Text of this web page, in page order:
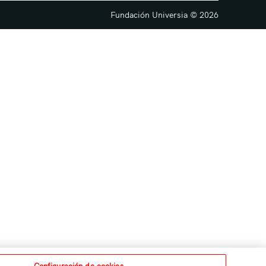
Fundación Universia © 2026